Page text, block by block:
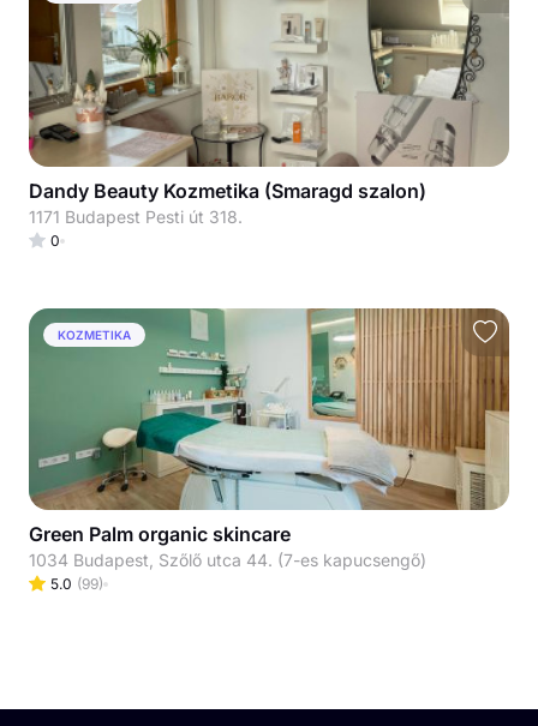
Dandy Beauty Kozmetika (Smaragd szalon)
1171 Budapest Pesti út 318.
0
KOZMETIKA
Green Palm organic skincare
1034 Budapest, Szőlő utca 44. (7-es kapucsengő)
5.0 (99)